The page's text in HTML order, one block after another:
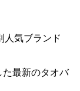
人気ブランド
た最新のタオバ